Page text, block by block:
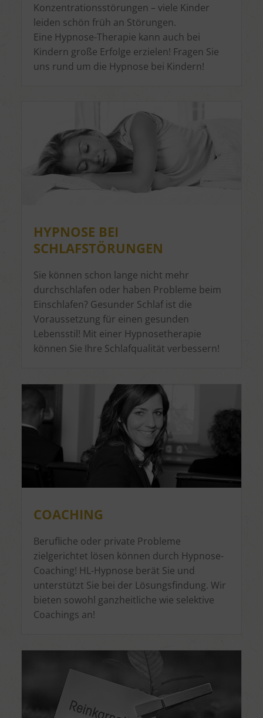
Konzentrationsstörungen – viele Kinder
leiden schön früh an Störungen.
Eine Hypnose-Therapie kann auch bei
Kindern große Erfolge erzielen! Fragen Sie
uns rund um die Hypnose bei Kindern!
HYPNOSE BEI
SCHLAFSTÖRUNGEN
Sie können schon lange nicht mehr
durchschlafen oder haben Probleme beim
Einschlafen? Gesunder Schlaf ist die
Voraussetzung für einen gesunden
Lebensstil! Mit einer Hypnosetherapie
können Sie Ihre Schlafqualität verbessern!
COACHING
Berufliche oder private Probleme
zielgerichtet lösen können durch Hypnose-
Coaching! HL-Hypnose berät Sie und
unterstützt Sie bei der Lösungsfindung. Wir
bieten sowohl ganzheitliche wie selektive
Coachings an!